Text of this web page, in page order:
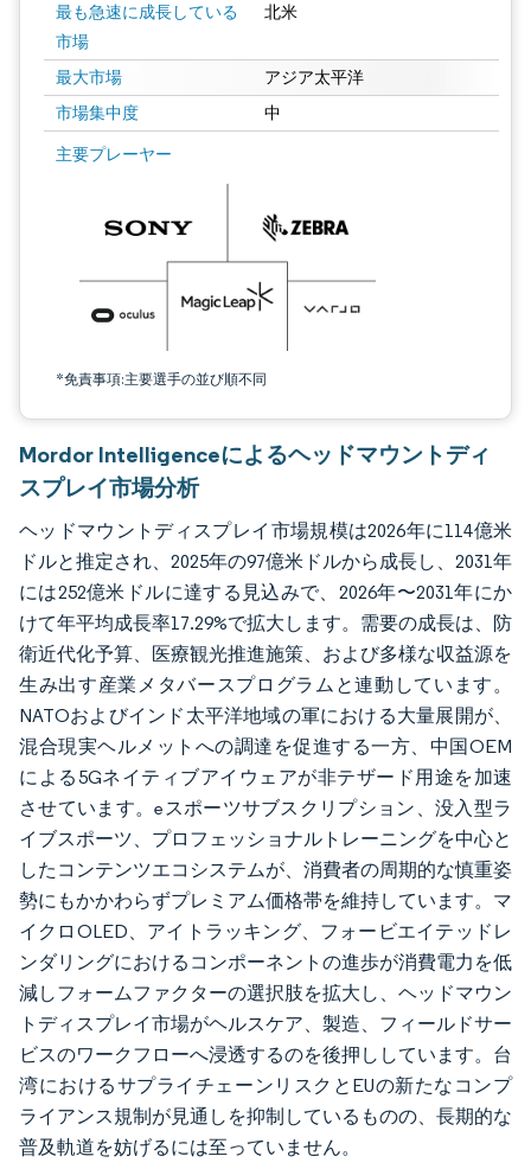
最も急速に成長している
市場
北米
最大市場 アジア太平洋
市場集中度 中
主要プレーヤー
*免責事項:主要選手の並び順不同
画像 © Mordor Intelligence。再利用にはCC BY 4.0の表示が必要です。
Mordor Intelligenceによるヘッドマウントディ
スプレイ市場分析
ヘッドマウントディスプレイ市場規模は2026年に114億米
ドルと推定され、2025年の97億米ドルから成長し、2031年
には252億米ドルに達する見込みで、2026年〜2031年にか
けて年平均成長率17.29%で拡大します。需要の成長は、防
衛近代化予算、医療観光推進施策、および多様な収益源を
生み出す産業メタバースプログラムと連動しています。
NATOおよびインド太平洋地域の軍における大量展開が、
混合現実ヘルメットへの調達を促進する一方、中国OEM
による5Gネイティブアイウェアが非テザード用途を加速
させています。eスポーツサブスクリプション、没入型ラ
イブスポーツ、プロフェッショナルトレーニングを中心と
したコンテンツエコシステムが、消費者の周期的な慎重姿
勢にもかかわらずプレミアム価格帯を維持しています。マ
イクロOLED、アイトラッキング、フォービエイテッドレ
ンダリングにおけるコンポーネントの進歩が消費電力を低
減しフォームファクターの選択肢を拡大し、ヘッドマウン
トディスプレイ市場がヘルスケア、製造、フィールドサー
ビスのワークフローへ浸透するのを後押ししています。台
湾におけるサプライチェーンリスクとEUの新たなコンプ
ライアンス規制が見通しを抑制しているものの、長期的な
普及軌道を妨げるには至っていません。